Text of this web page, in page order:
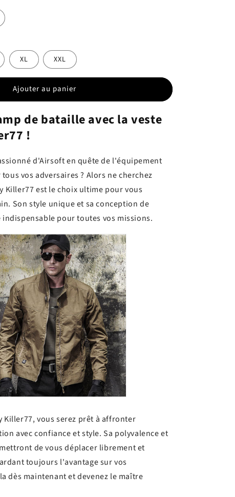
XL XXL
Ajouter au panier
de bataille avec la veste
!
d'Airsoft en quête de l'équipement
vos adversaires ? Alors ne cherchez
Killer77 est le choix ultime pour vous
Son style unique et sa conception de
pour toutes vos missions.
Killer77, vous serez prêt à affronter
avec confiance et style. Sa polyvalence et
de vous déplacer librement et
toujours l'avantage sur vos
dès maintenant et devenez le maître